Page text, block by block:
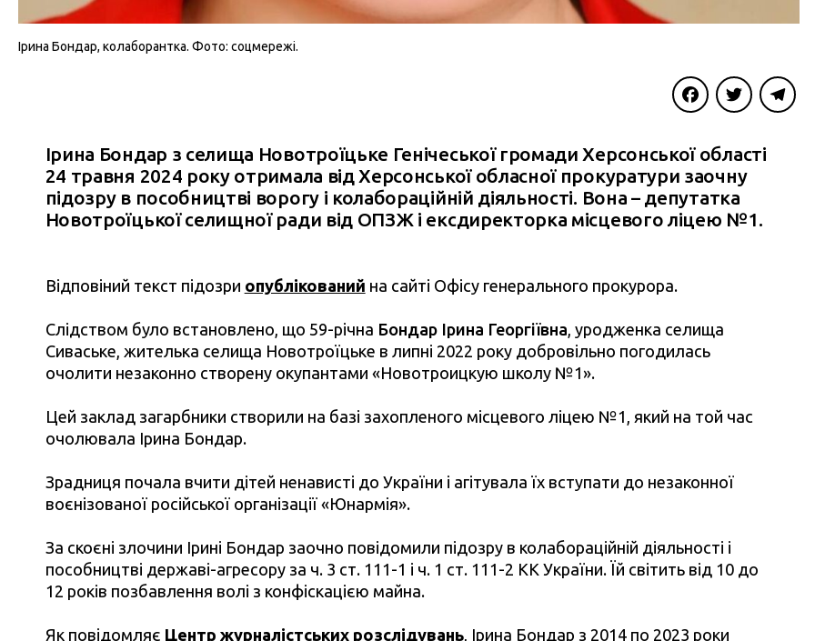
Ірина Бондар, колаборантка. Фото: соцмережі.
Ірина Бондар з селища Новотроїцьке Генічеської громади Херсонської області
24 травня 2024 року отримала від Херсонської обласної прокуратури заочну
підозру в пособництві ворогу і колабораційній діяльності. Вона – депутатка
Новотроїцької селищної ради від ОПЗЖ і ексдиректорка місцевого ліцею №1.
Відповіний текст підозри опублікований на сайті Офісу генерального прокурора.
Слідством було встановлено, що 59-річна Бондар Ірина Георгіївна, уродженка селища
Сиваське, жителька селища Новотроїцьке в липні 2022 року добровільно погодилась
очолити незаконно створену окупантами «Новотроицкую школу №1».
Цей заклад загарбники створили на базі захопленого місцевого ліцею №1, який на той час
очолювала Ірина Бондар.
Зрадниця почала вчити дітей ненависті до України і агітувала їх вступати до незаконної
воєнізованої російської організації «Юнармія».
За скоєні злочини Ірині Бондар заочно повідомили підозру в колабораційній діяльності і
пособництві державі-агресору за ч. 3 ст. 111-1 і ч. 1 ст. 111-2 КК України. Їй світить від 10 до
12 років позбавлення волі з конфіскацією майна.
Як повідомляє Центр журналістських розслідувань, Ірина Бондар з 2014 по 2023 роки